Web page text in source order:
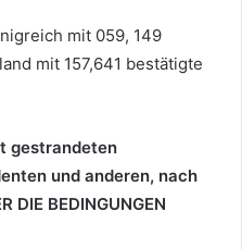
mit 059, 149
mit 157,641 bestätigte
gestrandeten
und anderen, nach
DIE BEDINGUNGEN